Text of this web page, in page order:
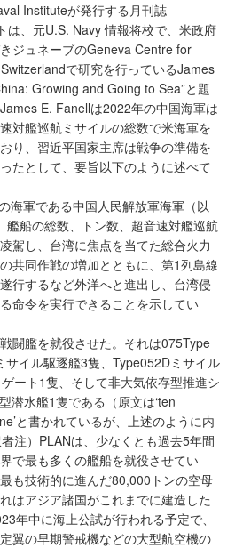
Instituteが発行する月刊誌
は、元U.S. Navy 情報将校で、米政府
ジュネーブのGeneva Centre for
で研究を行っているJames
Growing and Going to Sea”と題
E. Fanellは2022年の中国海軍は
対艦巡航ミサイルの総数で米海軍を
り、習近平国家主席は戦争の準備を
たとして、要旨以下のように述べて
海軍である中国人民解放軍海軍（以
艦船の総数、トン数、超音速対艦巡航
駕し、台湾に焦点を当てた総合火力
共同作戦の増加とともに、第1列島線
行するなど外洋へと進出し、台湾侵
命令を実行できることを示してい
闘艦を就役させた。それは075Type
イル駆逐艦3隻、Type052Dミサイル
ート1隻、そして非大気依存型推進シ
潜水艦1隻である（原文は‘ten
と書かれているが、上述のように内
注）PLANは、少なくとも過去5年間
で最も多くの艦船を就役させてい
も技術的に進んだ80,000トンの空母
はアジア諸国がこれまでに建造した
年中に海上公試が行われる予定で、
翼の早期警戒機などの大型航空機の